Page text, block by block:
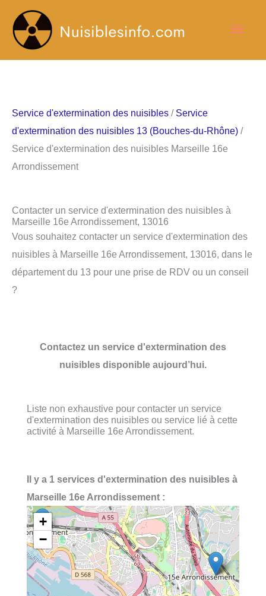
contenu
Service d'extermination des nuisibles / Service
d'extermination des nuisibles 13 (Bouches-du-Rhône) /
Service d'extermination des nuisibles Marseille 16e
Arrondissement
Contacter un service d'extermination des nuisibles à
Marseille 16e Arrondissement, 13016
Vous souhaitez contacter un service d'extermination des
nuisibles à Marseille 16e Arrondissement, 13016, dans le
département du 13 pour une prise de RDV ou un conseil
?
Contactez un service d'extermination des
nuisibles disponible aujourd’hui.
Liste non exhaustive pour contacter un service
d'extermination des nuisibles ou service lié à cette
activité à Marseille 16e Arrondissement.
Il y a 1 services d'extermination des nuisibles à
Marseille 16e Arrondissement :
+
−